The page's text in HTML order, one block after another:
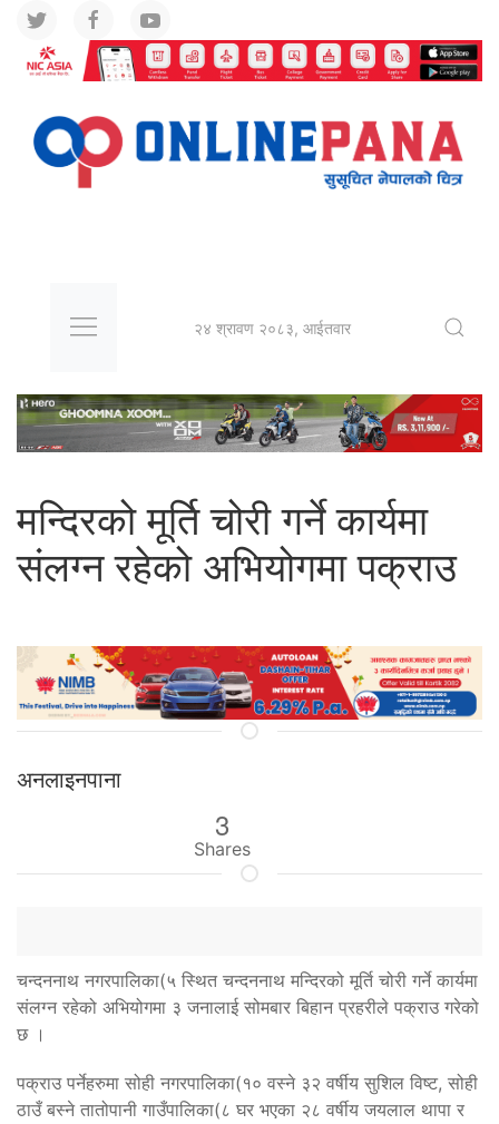
२४ श्रावण २०८३, आईतवार
मन्दिरको मूर्ति चोरी गर्ने कार्यमा
संलग्न रहेको अभियोगमा पक्राउ
अनलाइनपाना
3
Shares
चन्दननाथ नगरपालिका(५ स्थित चन्दननाथ मन्दिरको मूर्ति चोरी गर्ने कार्यमा
संलग्न रहेको अभियोगमा ३ जनालाई सोमबार बिहान प्रहरीले पक्राउ गरेको
छ ।
पक्राउ पर्नेहरुमा सोही नगरपालिका(१० वस्ने ३२ वर्षीय सुशिल विष्ट, सोही
ठाउँ बस्ने तातोपानी गाउँपालिका(८ घर भएका २८ वर्षीय जयलाल थापा र